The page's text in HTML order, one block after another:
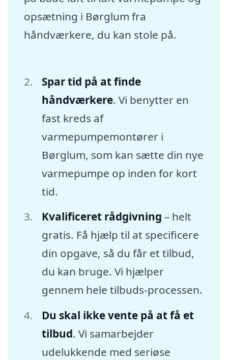
opsætning i Børglum fra
håndværkere, du kan stole på.
Spar tid på at finde
håndværkere. Vi benytter en
fast kreds af
varmepumpemontører i
Børglum, som kan sætte din nye
varmepumpe op inden for kort
tid.
Kvalificeret rådgivning – helt
gratis. Få hjælp til at specificere
din opgave, så du får et tilbud,
du kan bruge. Vi hjælper
gennem hele tilbuds-processen.
Du skal ikke vente på at få et
tilbud. Vi samarbejder
udelukkende med seriøse